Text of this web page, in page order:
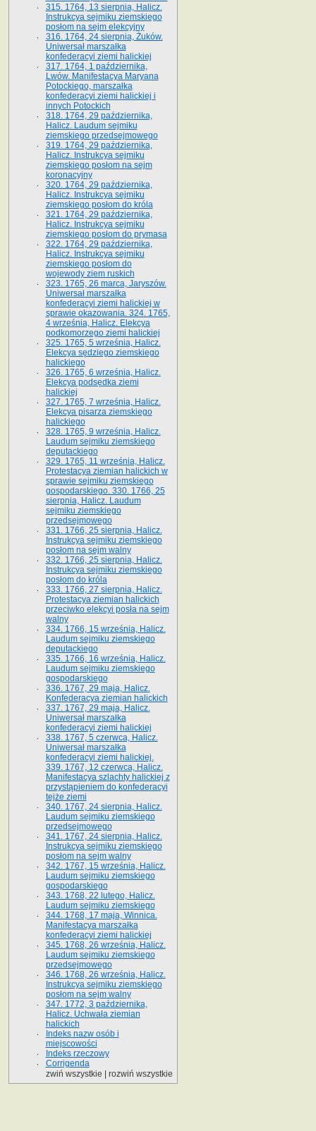
315. 1764, 13 sierpnia, Halicz.
Instrukcya sejmiku ziemskiego
posłom na sejm elekcyjny
316. 1764, 24 sierpnia, Żuków.
Uniwersał marszałka
konfederacyi ziemi halickiej
317. 1764, 1 października,
Lwów. Manifestacya Maryana
Potockiego, marszałka
konfederacyi ziemi halickiej i
innych Potockich
318. 1764, 29 października,
Halicz. Laudum sejmiku
ziemskiego przedsejmowego
319. 1764, 29 października,
Halicz. Instrukcya sejmiku
ziemskiego posłom na sejm
koronacyjny
320. 1764, 29 października,
Halicz. Instrukcya sejmiku
ziemskiego posłom do króla
321. 1764, 29 października,
Halicz. Instrukcya sejmiku
ziemskiego posłom do prymasa
322. 1764, 29 października,
Halicz. Instrukcya sejmiku
ziemskiego posłom do
wojewody ziem ruskich
323. 1765, 26 marca, Jaryszów.
Uniwersał marszałka
konfederacyi ziemi halickiej w
sprawie okazowania. 324. 1765,
4 września, Halicz. Elekcya
podkomorzego ziemi halickiej
325. 1765, 5 września, Halicz.
Elekcya sędziego ziemskiego
halickiego
326. 1765, 6 września, Halicz.
Elekcya podsędka ziemi
halickiej
327. 1765, 7 września, Halicz.
Elekcya pisarza ziemskiego
halickiego
328. 1765, 9 września, Halicz.
Laudum sejmiku ziemskiego
deputackiego
329. 1765, 11 września, Halicz.
Protestacya ziemian halickich w
sprawie sejmiku ziemskiego
gospodarskiego. 330. 1766, 25
sierpnia, Halicz. Laudum
sejmiku ziemskiego
przedsejmowego
331. 1766, 25 sierpnia, Halicz.
Instrukcya sejmiku ziemskiego
posłom na sejm walny
332. 1766, 25 sierpnia, Halicz.
Instrukcya sejmiku ziemskiego
posłom do króla
333. 1766, 27 sierpnia, Halicz.
Protestacya ziemian halickich
przeciwko elekcyi posła na sejm
walny
334. 1766, 15 września, Halicz.
Laudum sejmiku ziemskiego
deputackiego
335. 1766, 16 września, Halicz.
Laudum sejmiku ziemskiego
gospodarskiego
336. 1767, 29 maja, Halicz.
Konfederacya ziemian halickich
337. 1767, 29 maja, Halicz.
Uniwersał marszałka
konfederacyi ziemi halickiej
338. 1767, 5 czerwca, Halicz.
Uniwersał marszałka
konfederacyi ziemi halickiej.
339. 1767, 12 czerwca, Halicz.
Manifestacya szlachty halickiej z
przystąpieniem do konfederacyi
tejże ziemi
340. 1767, 24 sierpnia, Halicz.
Laudum sejmiku ziemskiego
przedsejmowego
341. 1767, 24 sierpnia, Halicz.
Instrukcya sejmiku ziemskiego
posłom na sejm walny
342. 1767, 15 września, Halicz.
Laudum sejmiku ziemskiego
gospodarskiego
343. 1768, 22 lutego, Halicz.
Laudum sejmiku ziemskiego
344. 1768, 17 maja, Winnica.
Manifestacya marszałka
konfederacyi ziemi halickiej
345. 1768, 26 września, Halicz.
Laudum sejmiku ziemskiego
przedsejmowego
346. 1768, 26 września, Halicz.
Instrukcya sejmiku ziemskiego
posłom na sejm walny
347. 1772, 3 października,
Halicz. Uchwała ziemian
halickich
Indeks nazw osób i
miejscowości
Indeks rzeczowy
Corrigenda
zwiń wszystkie
rozwiń wszystkie